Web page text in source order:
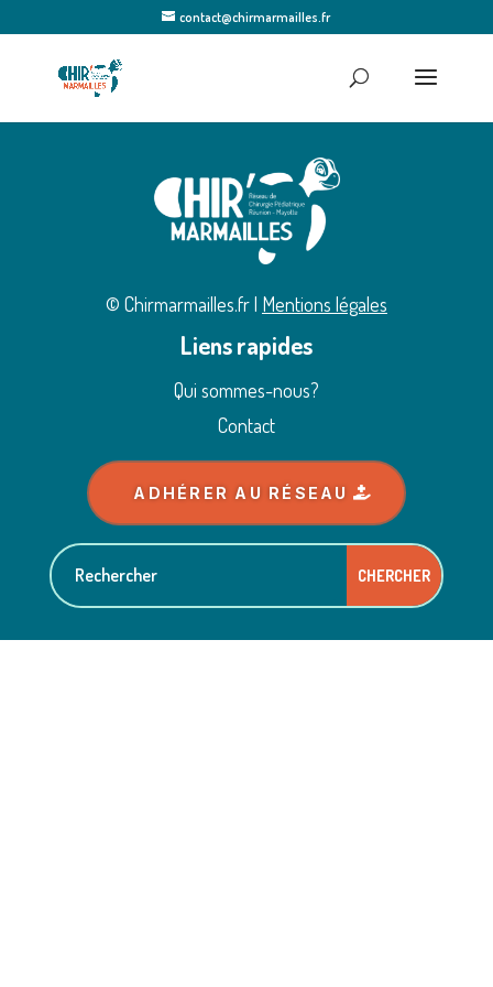
contact@chirmarmailles.fr
© Chirmarmailles.fr | Mentions légales
Liens rapides
Qui sommes-nous?
Contact
ADHÉRER AU RÉSEAU